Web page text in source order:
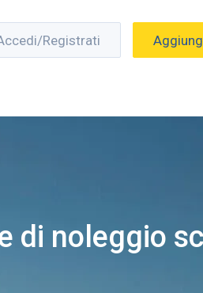
Registrati
di noleggio